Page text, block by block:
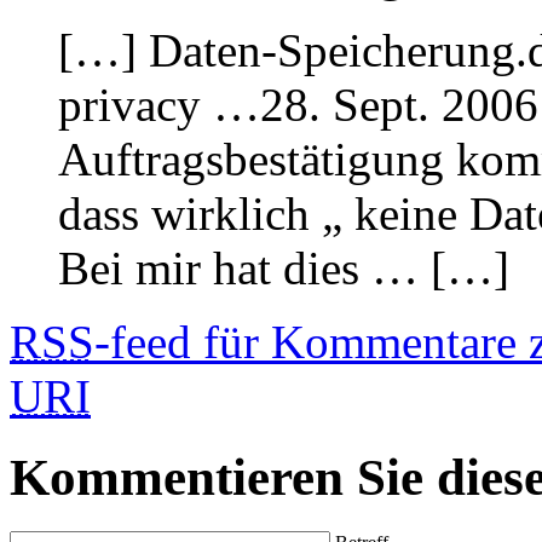
[…] Daten-
privacy …28. Sept.
Auftragsbestätigung
dass wirklich „ keine
Bei mir hat dies … […]
RSS-feed für Kommentare
URI
Kommentieren Sie